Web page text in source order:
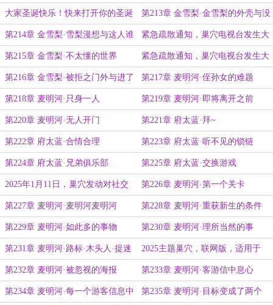
钱？ 包装
大家圣诞快乐！快来打开你的圣诞
礼物看看
第213章 金雪梨·金雪梨的外壳与没
了外壳的口红
第214章 金雪梨·雪梨漫想与这人谁
啊
紧急疏散通知，巢穴电视台发生大
爆炸
第215章 金雪梨·不太懂的世界 紧急疏散通知，巢穴电视台发生大
爆炸（重发免费版）
第216章 金雪梨·被拒之门外与进了
门的
第217章 麦明河·侄孙女的难题
第218章 麦明河·只身一人 第219章 麦明河·即将离开之前
第220章 麦明河·无人开门 第221章 府太蓝·拜~
第222章 府太蓝·合情合理 第223章 府太蓝·听不见的锁链
第224章 府太蓝·兄弟俱乐部 第225章 府太蓝·交换游戏
2025年1月11日，巢穴发动对社交
媒体的侵略战争
第226章 麦明河·第一个关卡
第227章 麦明河·麦明河麦明河 第228章 麦明河·重获新生的条件
第229章 麦明河·如此多的事物 第230章 麦明河·理所当然的事
第231章 麦明河·路标·木头人·捉迷
藏
2025主题巢穴，联网版，适用于
IOS安卓steam各大平台
第232章 麦明河·被忽视的海报 第233章 麦明河·客游信中息心
第234章 麦明河·每一个游客信息中 第235章 麦明河·目标变成了两个